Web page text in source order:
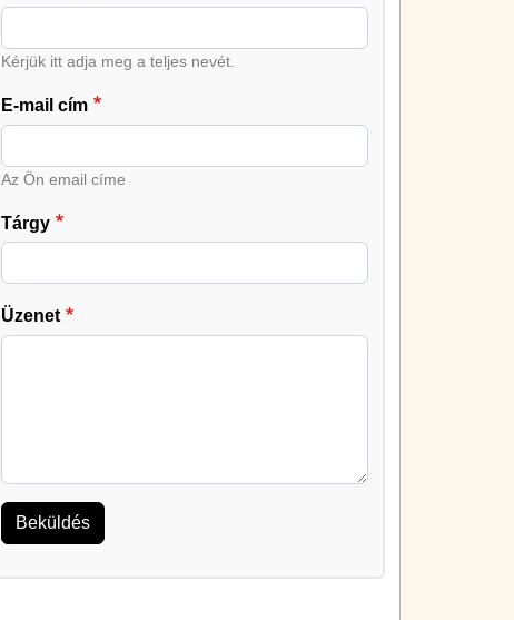
Kérjük itt adja meg a teljes nevét.
E-mail cím
Az Ön email címe
Tárgy
Üzenet